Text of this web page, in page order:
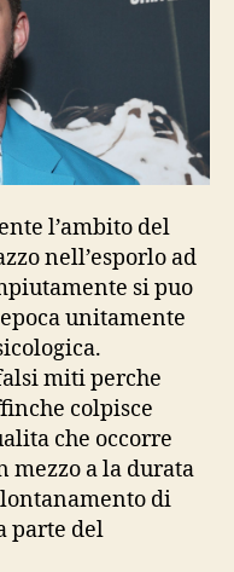
l’ambito del
nell’esporlo ad
si puo
unitamente
miti perche
colpisce
che occorre
mezzo a la durata
di
parte del